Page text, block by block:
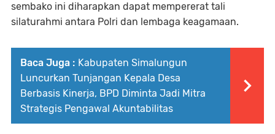
sembako ini diharapkan dapat mempererat tali
silaturahmi antara Polri dan lembaga keagamaan.
Baca Juga : Kabupaten Simalungun
Luncurkan Tunjangan Kepala Desa
Berbasis Kinerja, BPD Diminta Jadi Mitra
Strategis Pengawal Akuntabilitas